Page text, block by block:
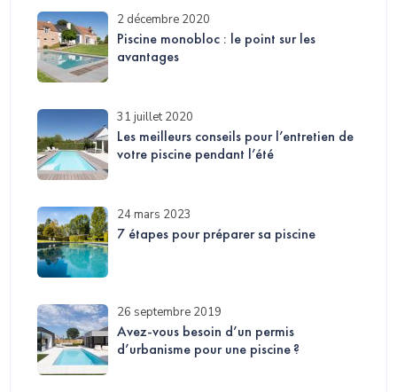
2 décembre 2020
Piscine monobloc : le point sur les
avantages
31 juillet 2020
Les meilleurs conseils pour l’entretien de
votre piscine pendant l’été
24 mars 2023
7 étapes pour préparer sa piscine
26 septembre 2019
Avez-vous besoin d’un permis
d’urbanisme pour une piscine ?